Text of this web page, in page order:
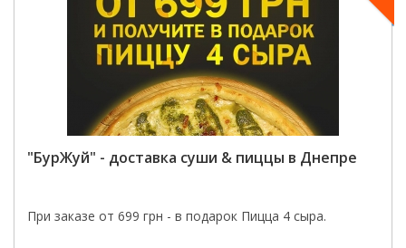
"БурЖуй" - доставка суши & пиццы в Днепре
При заказе от 699 грн - в подарок Пицца 4 сыра.